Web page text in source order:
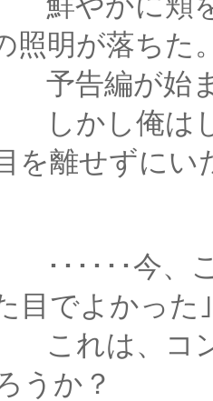
照明が落ちた
始ま
しばらく
を離せずにい
この瞬間
目でよかった
ンプレッ
うか？